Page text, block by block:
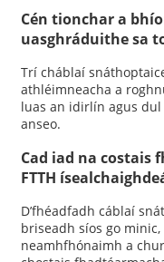
Cén tionchar a
uasghráduithe sa
Trí cháblaí
athléimneacha a
luas an idirlín agus
anseo.
Cad iad na costais
FTTH
D’fhéadfadh cáblaí
briseadh síos go
neamhfhónaimh a